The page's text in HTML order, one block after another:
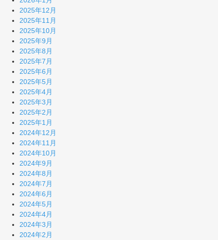
2025年12月
2025年11月
2025年10月
2025年9月
2025年8月
2025年7月
2025年6月
2025年5月
2025年4月
2025年3月
2025年2月
2025年1月
2024年12月
2024年11月
2024年10月
2024年9月
2024年8月
2024年7月
2024年6月
2024年5月
2024年4月
2024年3月
2024年2月